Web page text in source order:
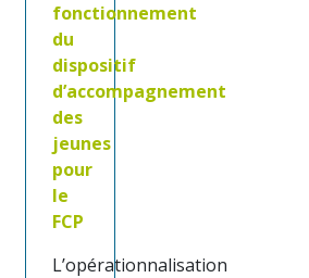
fonctionnement
du
dispositif
d’accompagnement
des
jeunes
pour
le
FCP
L’opérationnalisation